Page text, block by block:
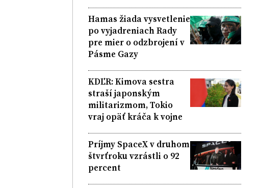
Hamas žiada vysvetlenie
po vyjadreniach Rady
pre mier o odzbrojení v
Pásme Gazy
KDĽR: Kimova sestra
straší japonským
militarizmom, Tokio
vraj opäť kráča k vojne
Príjmy SpaceX v druhom
štvrťroku vzrástli o 92
percent